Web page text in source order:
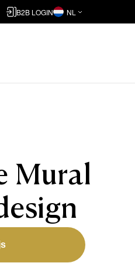
B2B LOGIN NL
Mural